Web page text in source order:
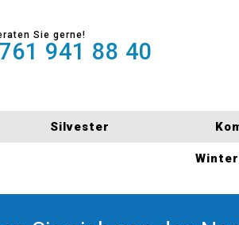
Sie gerne!
941 88 40
Silvester